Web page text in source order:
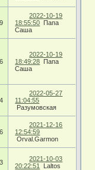
2022-10-19
18:55:50 Папа
Саша
2022-10-19
18:49:28 Папа
Саша
2022-05-27
11:04:55
Разумовская
2021-12-16
12:54:59
Orval.Garmon
2021-10-03
20:22:51
Laltos